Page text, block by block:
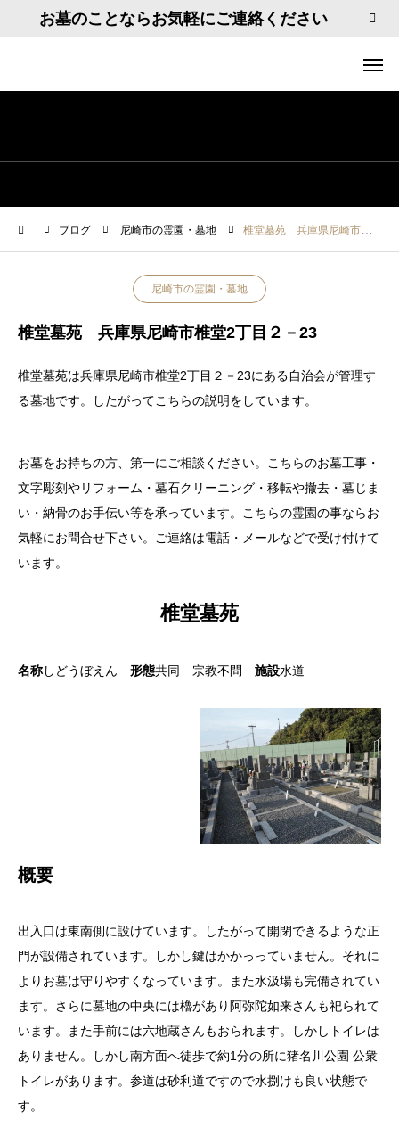
お墓のことならお気軽にご連絡ください
ブログ 尼崎市の霊園・墓地 椎堂墓苑 兵庫県尼崎市椎堂2丁目２－23
尼崎市の霊園・墓地
椎堂墓苑 兵庫県尼崎市椎堂2丁目２－23
椎堂墓苑は兵庫県尼崎市椎堂2丁目２－23にある自治会が管理す
る墓地です。したがってこちらの説明をしています。
お墓をお持ちの方、第一にご相談ください。こちらのお墓工事・
文字彫刻やリフォーム・墓石クリーニング・移転や撤去・墓じま
い・納骨のお手伝い等を承っています。こちらの霊園の事ならお
気軽にお問合せ下さい。ご連絡は電話・メールなどで受け付けて
います。
椎堂墓苑
名称しどうぼえん 形態共同 宗教不問 施設水道
概要
出入口は東南側に設けています。したがって開閉できるような正
門が設備されています。しかし鍵はかかっっていません。それに
よりお墓は守りやすくなっています。また水汲場も完備されてい
ます。さらに墓地の中央には櫓があり阿弥陀如来さんも祀られて
います。また手前には六地蔵さんもおられます。しかしトイレは
ありません。しかし南方面へ徒歩で約1分の所に猪名川公園 公衆
トイレがあります。参道は砂利道ですので水捌けも良い状態で
す。